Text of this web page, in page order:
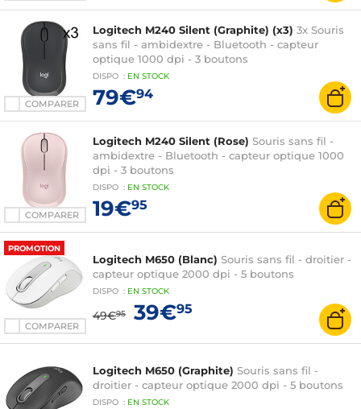
COMPARER
Logitech M240 Silent (Graphite) (x3) 3x Souris
sans fil - ambidextre - Bluetooth - capteur
optique 1000 dpi - 3 boutons
DISPO : EN STOCK
79€94
COMPARER
Logitech M240 Silent (Rose) Souris sans fil -
ambidextre - Bluetooth - capteur optique 1000
dpi - 3 boutons
DISPO : EN STOCK
19€95
PROMOTION
COMPARER
Logitech M650 (Blanc) Souris sans fil - droitier -
capteur optique 2000 dpi - 5 boutons
DISPO : EN STOCK
49€95 39€95
Logitech M650 (Graphite) Souris sans fil -
droitier - capteur optique 2000 dpi - 5 boutons
DISPO : EN STOCK